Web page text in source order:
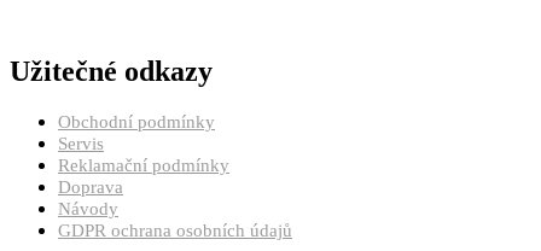
Užitečné odkazy
Obchodní podmínky
Servis
Reklamační podmínky
Doprava
Návody
GDPR ochrana osobních údajů